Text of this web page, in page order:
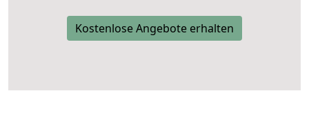
Kostenlose Angebote erhalten